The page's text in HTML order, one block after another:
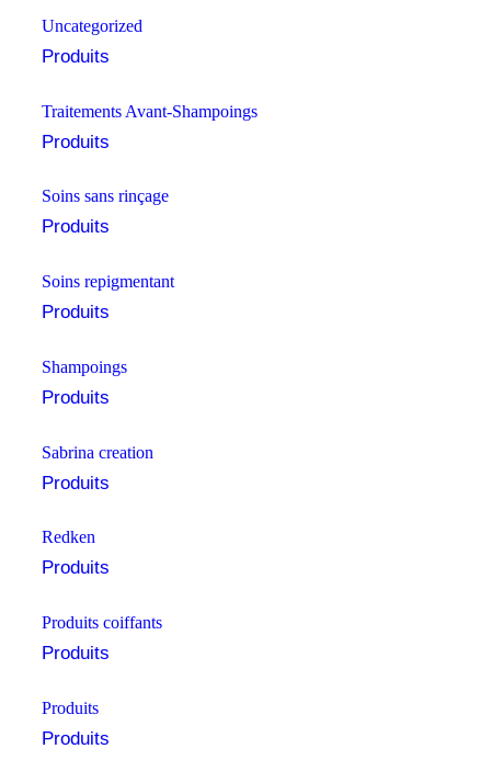
Uncategorized
Produits
Traitements Avant-Shampoings
Produits
Soins sans rinçage
Produits
Soins repigmentant
Produits
Shampoings
Produits
Sabrina creation
Produits
⁠⁠Redken
Produits
Produits coiffants
Produits
Produits
Produits